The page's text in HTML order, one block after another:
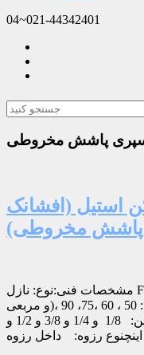
04~021-44342401
استیل (افشانک
پاشش مخروطی)
مشخصات فنی:نوع: نازل FULL CONE (افشانک پاشش مخروطی
و مربعی)متریال: استیل 303 و 316زاویه پاشش: 50 ، 60 ،75، 90 ،
120 درجه ( استاندارد و پهن پاش)کانکشن: 1/8 و 1/4 و 3/8 و 1/2 و